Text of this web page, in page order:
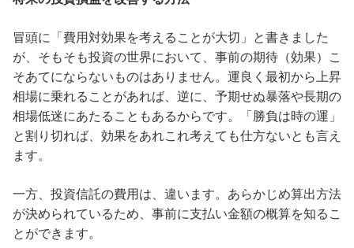
冒頭に「費用対効果を考えることが大切」と書きました
が、そもそも投資の世界において、事前の期待（効果）こ
そあてにならないものはありません。運良く最初から上昇
相場に乗れることがあれば、逆に、予期せぬ暴落や長期の
相場低迷にあたることもあるからです。「勝負は時の運」
と割り切れば、効果をあれこれ考えても仕方ないとも言え
ます。
一方、投資信託の費用は、違います。あらかじめ算出方法
が決められているため、事前に支払い金額の概算を知るこ
とができます。